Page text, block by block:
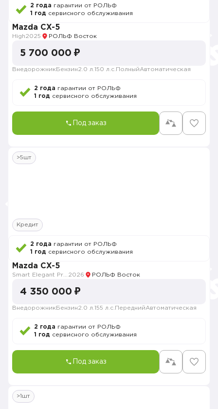
2 года гарантии от РОЛЬФ
1 год сервисного обслуживания
Mazda CX-5
High2025 РОЛЬФ Восток
5 700 000 ₽
Внедорожник Бензин2.0 л. 150 л.с. ПолныйАвтоматическая
2 года гарантии от РОЛЬФ
1 год сервисного обслуживания
Под заказ
>5шт
Кредит
2 года гарантии от РОЛЬФ
1 год сервисного обслуживания
Mazda CX-5
2026 РОЛЬФ Восток
4 350 000 ₽
Внедорожник Бензин2.0 л. 155 л.с. ПереднийАвтоматическая
2 года гарантии от РОЛЬФ
1 год сервисного обслуживания
Под заказ
>1шт